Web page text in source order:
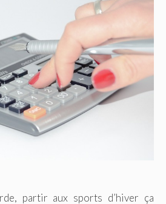
partir aux sports d’hiver ça